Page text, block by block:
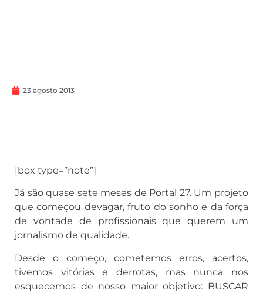
23 agosto 2013
[box type=”note”]
Já são quase sete meses de Portal 27. Um projeto
que começou devagar, fruto do sonho e da força
de vontade de profissionais que querem um
jornalismo de qualidade.
Desde o começo, cometemos erros, acertos,
tivemos vitórias e derrotas, mas nunca nos
esquecemos de nosso maior objetivo: BUSCAR